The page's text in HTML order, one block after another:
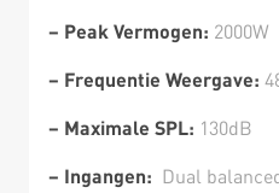
– Peak Vermogen: 2000W
– Frequentie Weergave:
– Maximale SPL: 130dB
– Ingangen:
Dual